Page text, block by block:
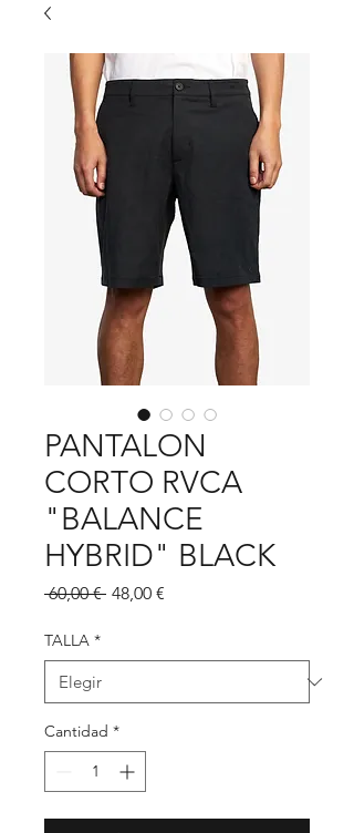
PANTALON
CORTO RVCA
"BALANCE
HYBRID" BLACK
60,00 € Precio
48,00 €
TALLA *
Cantidad *